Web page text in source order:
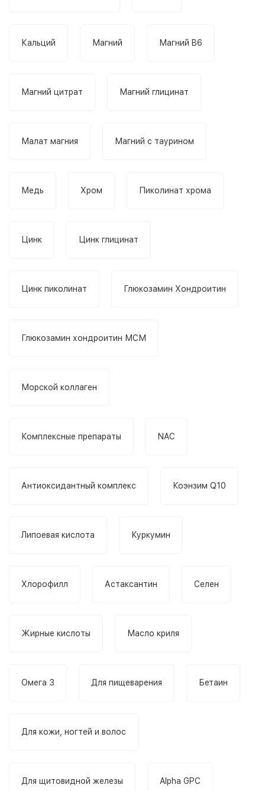
Кальций Магний Магний B6
Магний цитрат Магний глицинат
Малат магния Магний c таурином
Медь Хром Пиколинат хрома
Цинк Цинк глицинат
Цинк пиколинат Глюкозамин Хондроитин
Глюкозамин хондроитин МСМ
Морской коллаген
Комплексные препараты NAC
Антиоксидантный комплекс Коэнзим Q10
Липоевая кислота Куркумин
Хлорофилл Астаксантин Селен
Жирные кислоты Масло криля
Омега 3 Для пищеварения Бетаин
Для кожи, ногтей и волос
Для щитовидной железы Alpha GPC